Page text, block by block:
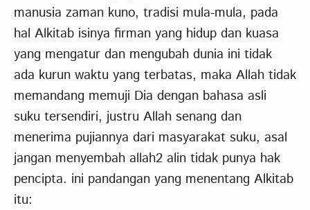
manusia zaman kuno, tradisi mula-mula, pada
hal Alkitab isinya firman yang hidup dan kuasa
yang mengatur dan mengubah dunia ini tidak
ada kurun waktu yang terbatas, maka Allah tidak
memandang memuji Dia dengan bahasa asli
suku tersendiri, justru Allah senang dan
menerima pujiannya dari masyarakat suku, asal
jangan menyembah allah2 alin tidak punya hak
pencipta. ini pandangan yang menentang Alkitab
itu: